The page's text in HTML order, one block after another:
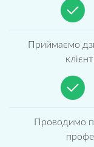
Приймаємо
Проводимо